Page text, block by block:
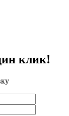
клик!